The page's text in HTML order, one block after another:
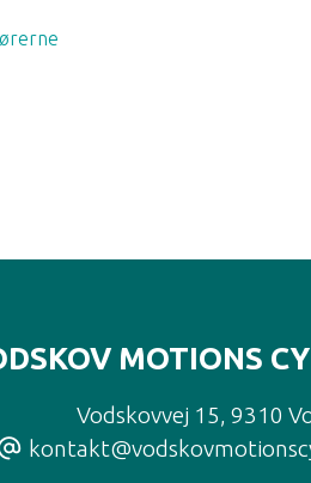
MOTIONS
Vodskovvej 15, 9310